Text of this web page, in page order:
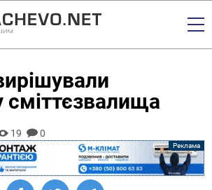
сміттєзвалища
19 0